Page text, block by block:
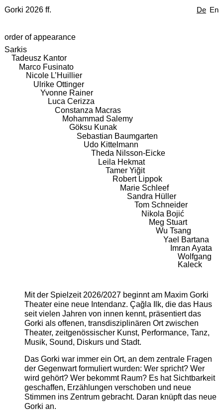
De En
Gorki 2026 ff.
order of appearance
Sarkis
Tadeusz Kantor
Marco Fusinato
Nicole L’Huillier
Ulrike Ottinger
Yvonne Rainer
Luca Cerizza
Constanza Macras
Mohammad Salemy
Göksu Kunak
Sebastian Baumgarten
Udo Kittelmann
Theda Nilsson-Eicke
Leila Hekmat
Tamer Yiğit
Robert Lippok
Marie Schleef
Sandra Hüller
Tom Schneider
Nikola Bojić
Meg Stuart
Wu Tsang
Yael Bartana
Imran Ayata
Wolfgang
Kaleck
Mit der Spielzeit 2026/2027 beginnt am Maxim Gorki
Theater eine neue Intendanz. Çağla Ilk, die das Haus
seit vielen Jahren von innen kennt, präsentiert das
Gorki als offenen, transdisziplinären Ort zwischen
Theater, zeitgenössischer Kunst, Performance, Tanz,
Musik, Sound, Diskurs und Stadt.
Das Gorki war immer ein Ort, an dem zentrale Fragen
der Gegenwart formuliert wurden: Wer spricht? Wer
wird gehört? Wer bekommt Raum? Es hat Sichtbarkeit
geschaffen, Erzählungen verschoben und neue
Stimmen ins Zentrum gebracht. Daran knüpft das neue
Gorki an.